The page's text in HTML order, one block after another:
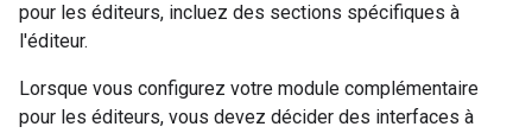
pour les éditeurs, incluez des sections spécifiques à
l'éditeur.
Lorsque vous configurez votre module complémentaire
pour les éditeurs, vous devez décider des interfaces à